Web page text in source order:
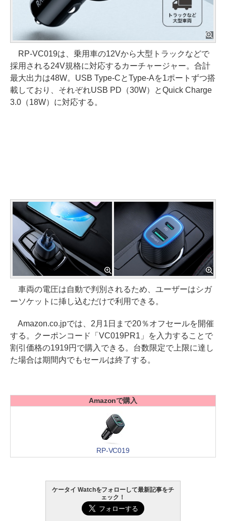
RP-VC019は、乗用車の12Vから大型トラックなどで
採用される24V規格に対応するカーチャージャー。合計
最大出力は48W。USB Type-CとType-Aを1ポートずつ搭
載しており、それぞれUSB PD（30W）とQuick Charge
3.0（18W）に対応する。
車両の電圧は自動で判別されるため、ユーザーはシガ
ーソケットに挿し込むだけで利用できる。
Amazon.co.jpでは、2月1日まで20％オフセールを開催
する。クーポンコード「VC019PR1」を入力することで
割引価格の1919円で購入できる。台数限定で上限に達し
た場合は期間内でもセールは終了する。
Amazonで購入
RP-VC019
ケータイ Watchをフォローして最新記事をチ
ェック！